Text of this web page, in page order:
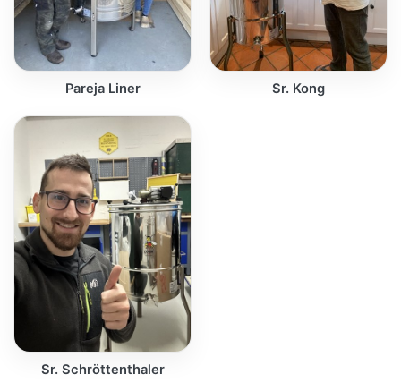
Pareja Liner Sr. Kong
Sr. Schröttenthaler